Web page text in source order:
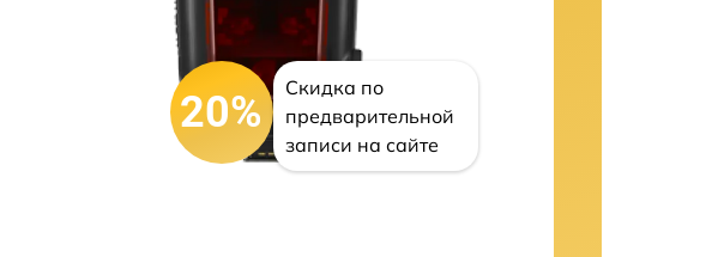
20%
Скидка по
предварительной
записи на сайте